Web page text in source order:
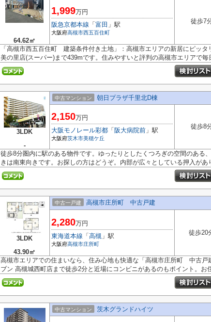
64.62㎡
1,999万円
阪急京都本線 「 富田 」駅
大阪府高槻市西五百住町
徒歩7
「高槻市西五百住町 建築条件付き土地」：高槻市エリアの新居にピッ
美の里店(スーパー)まで439mです。住みやすいと評判の高槻市エリアで毎
3LDK
-
中古マンション 朝日プラザ千里北D棟
2,150万円
大阪モノレール彩都 「 阪大病院前 」駅
大阪府茨木市美穂ケ丘
徒歩8
徒歩8分圏内に駅のある物件です。ゆったりとしたくつろぎの空間のある
きは南東向きです。お探しの方はどうぞ。内部が広々としている押入があ
3LDK
43.90㎡
中古一戸建 高槻市庄所町 中古戸建
2,280万円
東海道本線 「 高槻 」駅
大阪府高槻市庄所町
徒歩20
高槻市エリアでの住まいなら、住み心地も快適な「高槻市庄所町 中古戸
ブン 高槻城西町店まで徒歩2分と近場にコンビニがあるのもポイント。お
中古マンション 茨木グランドハイツ